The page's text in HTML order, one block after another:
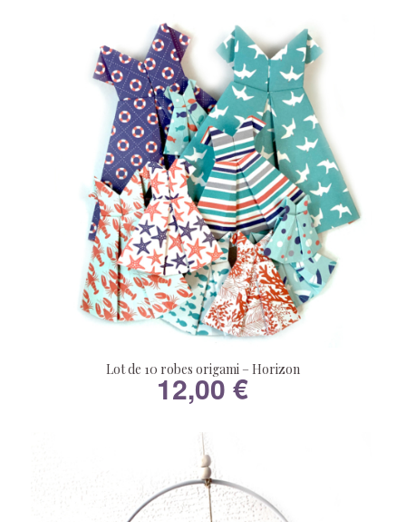
Lot de 10 robes origami – Horizon
12,00€